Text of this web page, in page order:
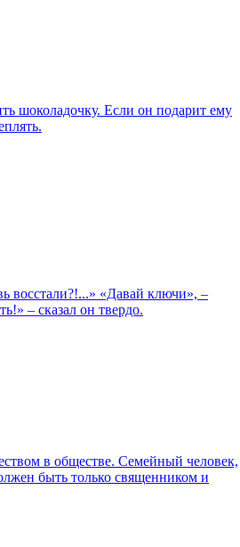
шоколадочку. Если он подарит ему
восстали?!...» «Давай ключи», –
– сказал он твердо.
в обществе. Семейный человек,
быть только священником и